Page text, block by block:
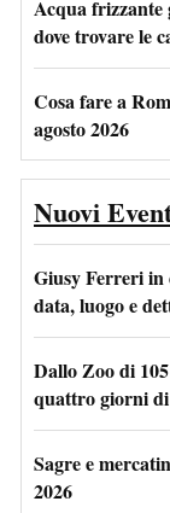
Acqua frizzante
dove trovare le
Cosa fare a
agosto 2026
Nuovi
Giusy Ferreri in
data, luogo e
Dallo Zoo di
quattro giorni
Sagre e
2026